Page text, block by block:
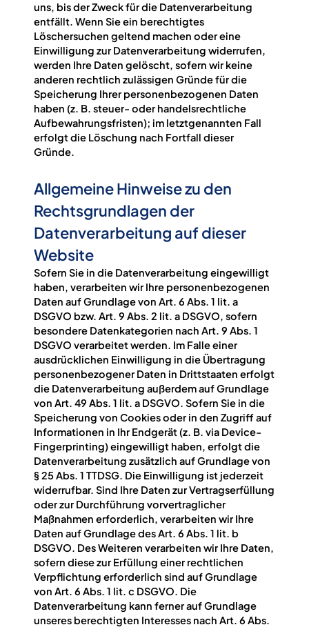
uns, bis der Zweck für die Datenverarbeitung
entfällt. Wenn Sie ein berechtigtes
Löschersuchen geltend machen oder eine
Einwilligung zur Datenverarbeitung widerrufen,
werden Ihre Daten gelöscht, sofern wir keine
anderen rechtlich zulässigen Gründe für die
Speicherung Ihrer personenbezogenen Daten
haben (z. B. steuer- oder handelsrechtliche
Aufbewahrungsfristen); im letztgenannten Fall
erfolgt die Löschung nach Fortfall dieser
Gründe.
Allgemeine Hinweise zu den
Rechtsgrundlagen der
Datenverarbeitung auf dieser
Website
Sofern Sie in die Datenverarbeitung eingewilligt
haben, verarbeiten wir Ihre personenbezogenen
Daten auf Grundlage von Art. 6 Abs. 1 lit. a
DSGVO bzw. Art. 9 Abs. 2 lit. a DSGVO, sofern
besondere Datenkategorien nach Art. 9 Abs. 1
DSGVO verarbeitet werden. Im Falle einer
ausdrücklichen Einwilligung in die Übertragung
personenbezogener Daten in Drittstaaten erfolgt
die Datenverarbeitung außerdem auf Grundlage
von Art. 49 Abs. 1 lit. a DSGVO. Sofern Sie in die
Speicherung von Cookies oder in den Zugriff auf
Informationen in Ihr Endgerät (z. B. via Device-
Fingerprinting) eingewilligt haben, erfolgt die
Datenverarbeitung zusätzlich auf Grundlage von
§ 25 Abs. 1 TTDSG. Die Einwilligung ist jederzeit
widerrufbar. Sind Ihre Daten zur Vertragserfüllung
oder zur Durchführung vorvertraglicher
Maßnahmen erforderlich, verarbeiten wir Ihre
Daten auf Grundlage des Art. 6 Abs. 1 lit. b
DSGVO. Des Weiteren verarbeiten wir Ihre Daten,
sofern diese zur Erfüllung einer rechtlichen
Verpflichtung erforderlich sind auf Grundlage
von Art. 6 Abs. 1 lit. c DSGVO. Die
Datenverarbeitung kann ferner auf Grundlage
unseres berechtigten Interesses nach Art. 6 Abs.